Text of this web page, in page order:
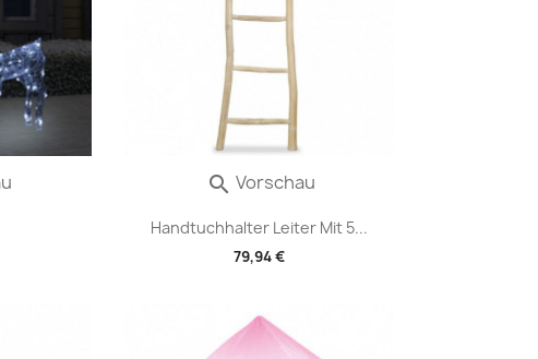
Handtuchhalter Leiter Mit 5...
79,94 €
 Vorschau